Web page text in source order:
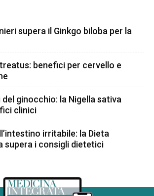
supera il Ginkgo biloba per la
benefici per cervello e
ginocchio: la Nigella sativa
clinici
irritabile: la Dieta
supera i consigli dietetici